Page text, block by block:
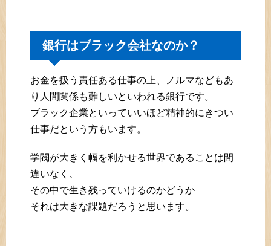
銀行はブラック会社なのか？
お金を扱う責任ある仕事の上、ノルマなどもあ
り人間関係も難しいといわれる銀行です。
ブラック企業といっていいほど精神的にきつい
仕事だという方もいます。
学閥が大きく幅を利かせる世界であることは間
違いなく、
その中で生き残っていけるのかどうか
それは大きな課題だろうと思います。